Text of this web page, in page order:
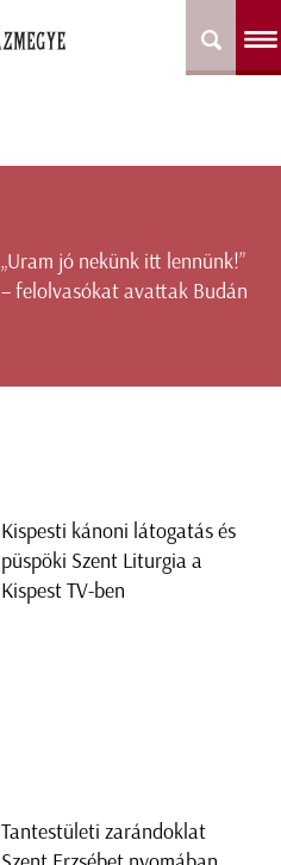
„Uram jó nekünk itt lennünk!”
– felolvasókat avattak Budán
Kispesti kánoni látogatás és
püspöki Szent Liturgia a
Kispest TV-ben
Tantestületi zarándoklat